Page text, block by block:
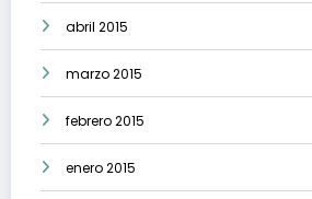
abril 2015
marzo 2015
febrero 2015
enero 2015